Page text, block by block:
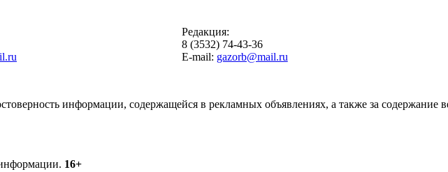
Редакция:
8 (3532) 74-43-36
E-mail: gazorb@mail.ru
информации, содержащейся в рекламных объявлениях, а также за содержание
16+